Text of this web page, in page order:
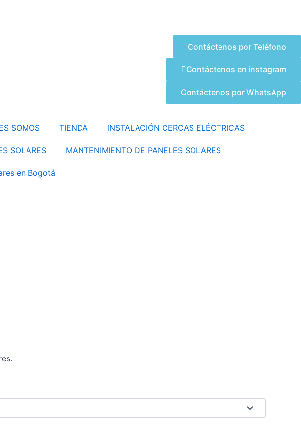
Contáctenos por Teléfono
Contáctenos en instagram
Contáctenos por WhatsApp
SOMOS TIENDA INSTALACIÓN CERCAS ELÉCTRICAS
SOLARES MANTENIMIENTO DE PANELES SOLARES
en Bogotá